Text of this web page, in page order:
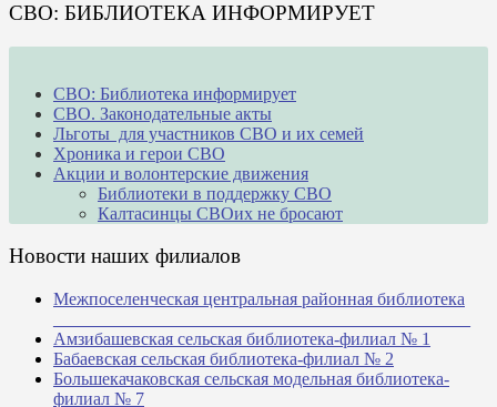
СВО: БИБЛИОТЕКА ИНФОРМИРУЕТ
СВО: Библиотека информирует
СВО. Законодательные акты
Льготы для участников СВО и их семей
Хроника и герои СВО
Акции и волонтерские движения
Библиотеки в поддержку СВО
Калтасинцы СВОих не бросают
Новости наших филиалов
Межпоселенческая центральная районная библиотека
Амзибашевская сельская библиотека-филиал № 1
Бабаевская сельская библиотека-филиал № 2
Большекачаковская сельская модельная библиотека-
филиал № 7